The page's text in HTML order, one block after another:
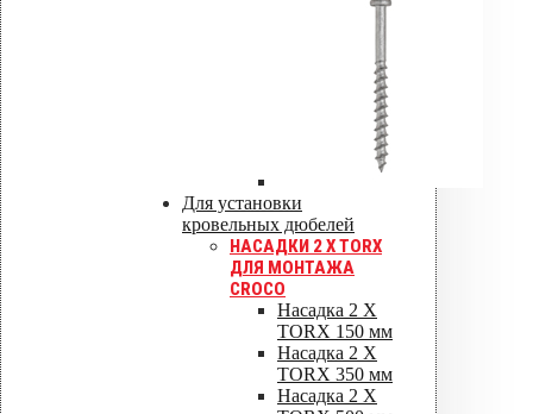
Для установки
кровельных дюбелей
НАСАДКИ 2 X TORX
ДЛЯ МОНТАЖА
CROCO
Насадка 2 X
TORX 150 мм
Насадка 2 X
TORX 350 мм
Насадка 2 X
Инструкции по монтажу
Технические паспорта